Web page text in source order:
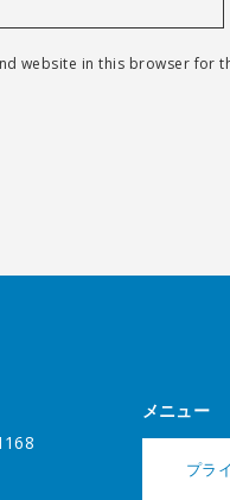
website in this browser for
メニュー
プラ